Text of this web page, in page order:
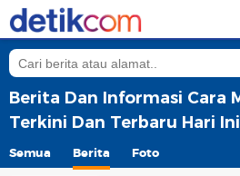
Berita Dan Informasi Cara
Terkini Dan Terbaru Hari
Semua Berita Foto